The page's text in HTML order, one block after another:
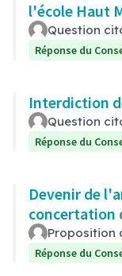
l'école Haut
Question
Réponse du
Interdiction
Question
Réponse du
Devenir de
concertation
Proposition
Réponse du